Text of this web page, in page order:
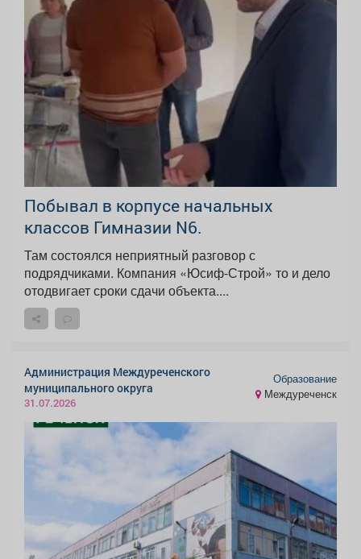
Побывал в корпусе начальных
классов Гимназии N6.
Там состоялся неприятный разговор с
подрядчиками. Компания «Юсиф-Строй» то и дело
отодвигает сроки сдачи объекта....
Администрация Междуреченского
муниципального округа
31.07.2026
Образование
Междуреченск